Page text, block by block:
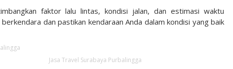
faktor lalu lintas, kondisi jalan, dan estimasi waktu
dan pastikan kendaraan Anda dalam kondisi yang baik
Jasa Travel Surabaya Purbalingga